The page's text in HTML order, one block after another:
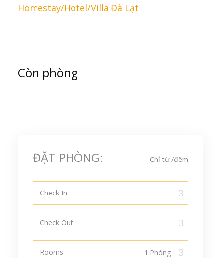
Homestay/Hotel/Villa Đà Lạt
Còn phòng
ĐẶT PHÒNG: Chỉ từ/đêm
Check In
Check Out
Rooms